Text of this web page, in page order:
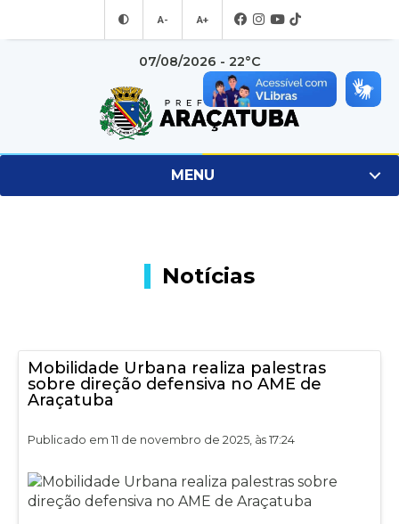
A- A+
07/08/2026 - 22°C
MENU
Notícias
Mobilidade Urbana realiza palestras
sobre direção defensiva no AME de
Araçatuba
Publicado em 11 de novembro de 2025, às 17:24